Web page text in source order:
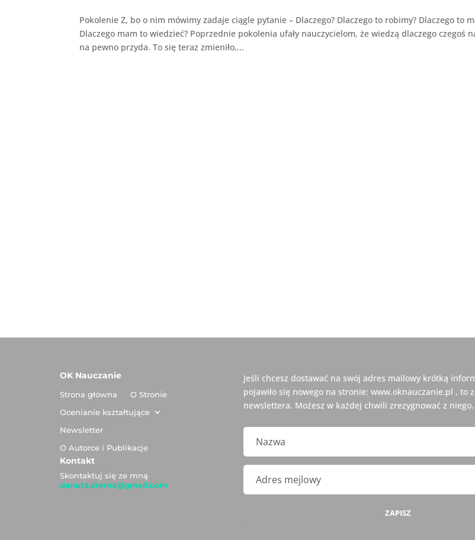
Pokolenie Z, bo o nim mówimy zadaje ciągle pytanie – Dlaczego? Dlaczego to robimy? Dlaczego to
Dlaczego mam to wiedzieć? Poprzednie pokolenia ufały nauczycielom, że wiedzą dlaczego czegoś
na pewno przyda. To się teraz zmieniło,...
OK Nauczanie
Strona główna
O Stronie
Ocenianie kształtujące
Newsletter
O Autorce i Publikacje
Kontakt
Skontaktuj się ze mną
danuta.sterna@gmail.com
Jeśli chcesz dostawać na swój adres mailowy krótką
pojawiło się nowego na stronie: www.oknauczanie.pl , to
newslettera. Możesz w każdej chwili zrezygnować z niego.
ZAPISZ